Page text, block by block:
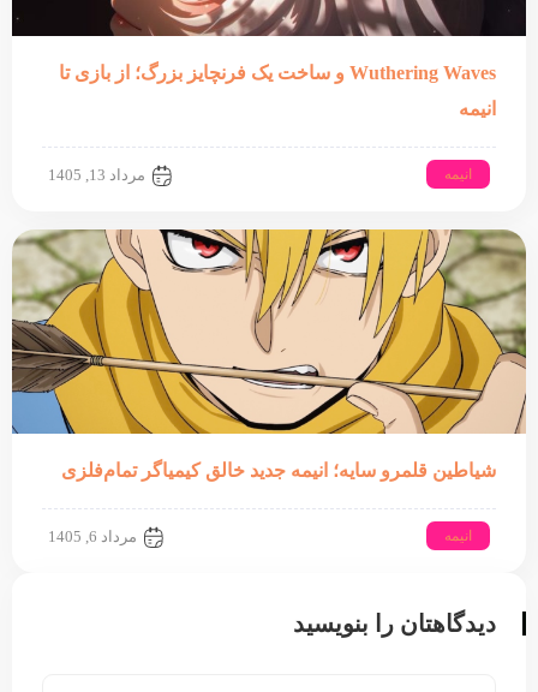
Wuthering Waves و ساخت یک فرنچایز بزرگ؛ از بازی تا
انیمه
انیمه مرداد 13, 1405
شیاطین قلمرو سایه؛ انیمه جدید خالق کیمیاگر تمام‌فلزی
انیمه مرداد 6, 1405
دیدگاهتان را بنویسید